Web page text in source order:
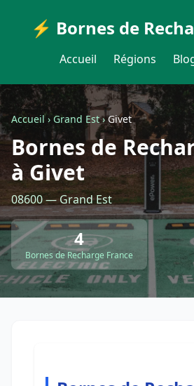
⚡ Bornes de
Accueil Régions
Accueil›Grand Est›Givet
Bornes de
à Givet
08600 — Grand Est
4
Bornes de Recharge France